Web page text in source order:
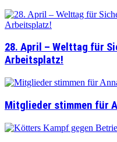
28. April – Welttag für
Arbeitsplatz!
Mitglieder stimmen für